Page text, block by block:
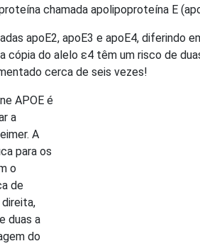
chamada apolipoproteína E
apoE2, apoE3 e apoE4,
cópia do alelo ε4 têm um risco de
cerca de seis vezes!
APOE é
a
A
para os
o
de
duas a
do